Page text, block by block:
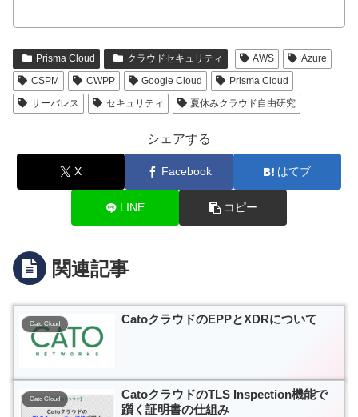
Prisma Cloud クラウドセキュリティ AWS
Azure
CSPM
CWPP Google Cloud
Prisma Cloud
サーバレス
セキュリティ 夏休みクラウド自由研究
シェアする
X Facebook はてブ
LINE コピー
関連記事
Cato Cloud CatoクラウドのEPPとXDRについて
Cato Cloud
CatoクラウドのTLS Inspection機能で
躓く証明書の仕組み